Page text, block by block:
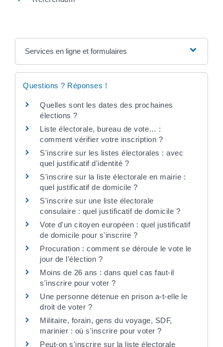
Services en ligne et formulaires
Questions ? Réponses !
Quelles sont les dates des prochaines
élections ?
Liste électorale, bureau de vote… :
comment vérifier votre inscription ?
S'inscrire sur les listes électorales : avec
quel justificatif d'identité ?
S'inscrire sur la liste électorale en mairie :
quel justificatif de domicile ?
S'inscrire sur une liste électorale
consulaire : quel justificatif de domicile ?
Vote d'un citoyen européen : quel justificatif
de domicile pour s'inscrire ?
Procuration : comment se déroule le vote le
jour de l'élection ?
Moins de 26 ans : dans quel cas faut-il
s'inscrire pour voter ?
Une personne détenue en prison a-t-elle le
droit de voter ?
Militaire, forain, gens du voyage, SDF,
marinier : où s'inscrire pour voter ?
Peut-on s'inscrire sur la liste électorale